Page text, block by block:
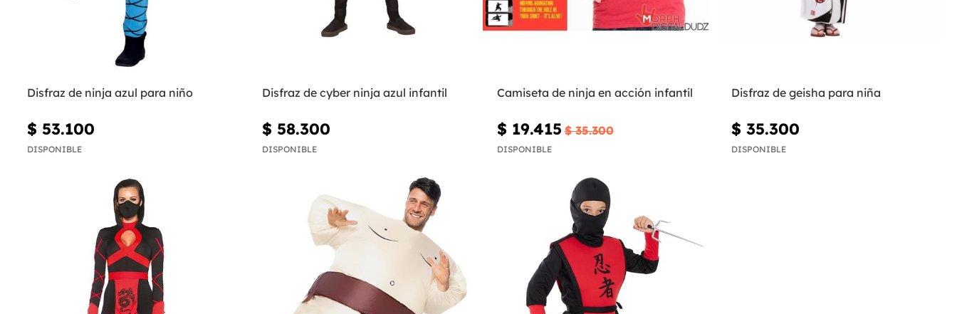
Disfraz de ninja azul para niño
$ 53.100
DISPONIBLE
Disfraz de cyber ninja azul infantil
$ 58.300
DISPONIBLE
Camiseta de ninja en acción infantil
$ 19.415 $ 35.300
DISPONIBLE
Disfraz de geisha para niña
$ 35.300
DISPONIBLE